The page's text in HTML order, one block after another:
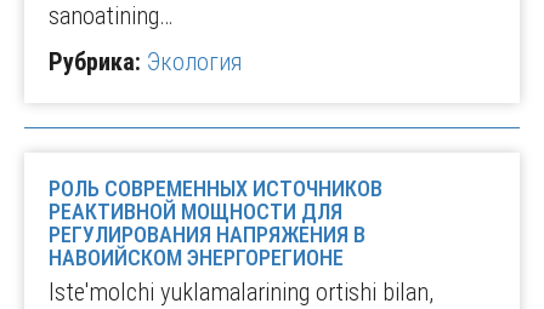
sanoatining…
Рубрика: Экология
РОЛЬ СОВРЕМЕННЫХ ИСТОЧНИКОВ
РЕАКТИВНОЙ МОЩНОСТИ ДЛЯ
РЕГУЛИРОВАНИЯ НАПРЯЖЕНИЯ В
НАВОИЙСКОМ ЭНЕРГОРЕГИОНЕ
Iste'molchi yuklamalarining ortishi bilan,